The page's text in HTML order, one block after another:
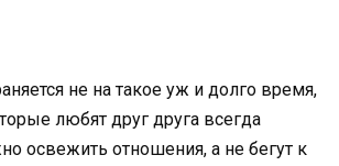
не на такое уж и долго время,
любят друг друга всегда
освежить отношения, а не бегут к